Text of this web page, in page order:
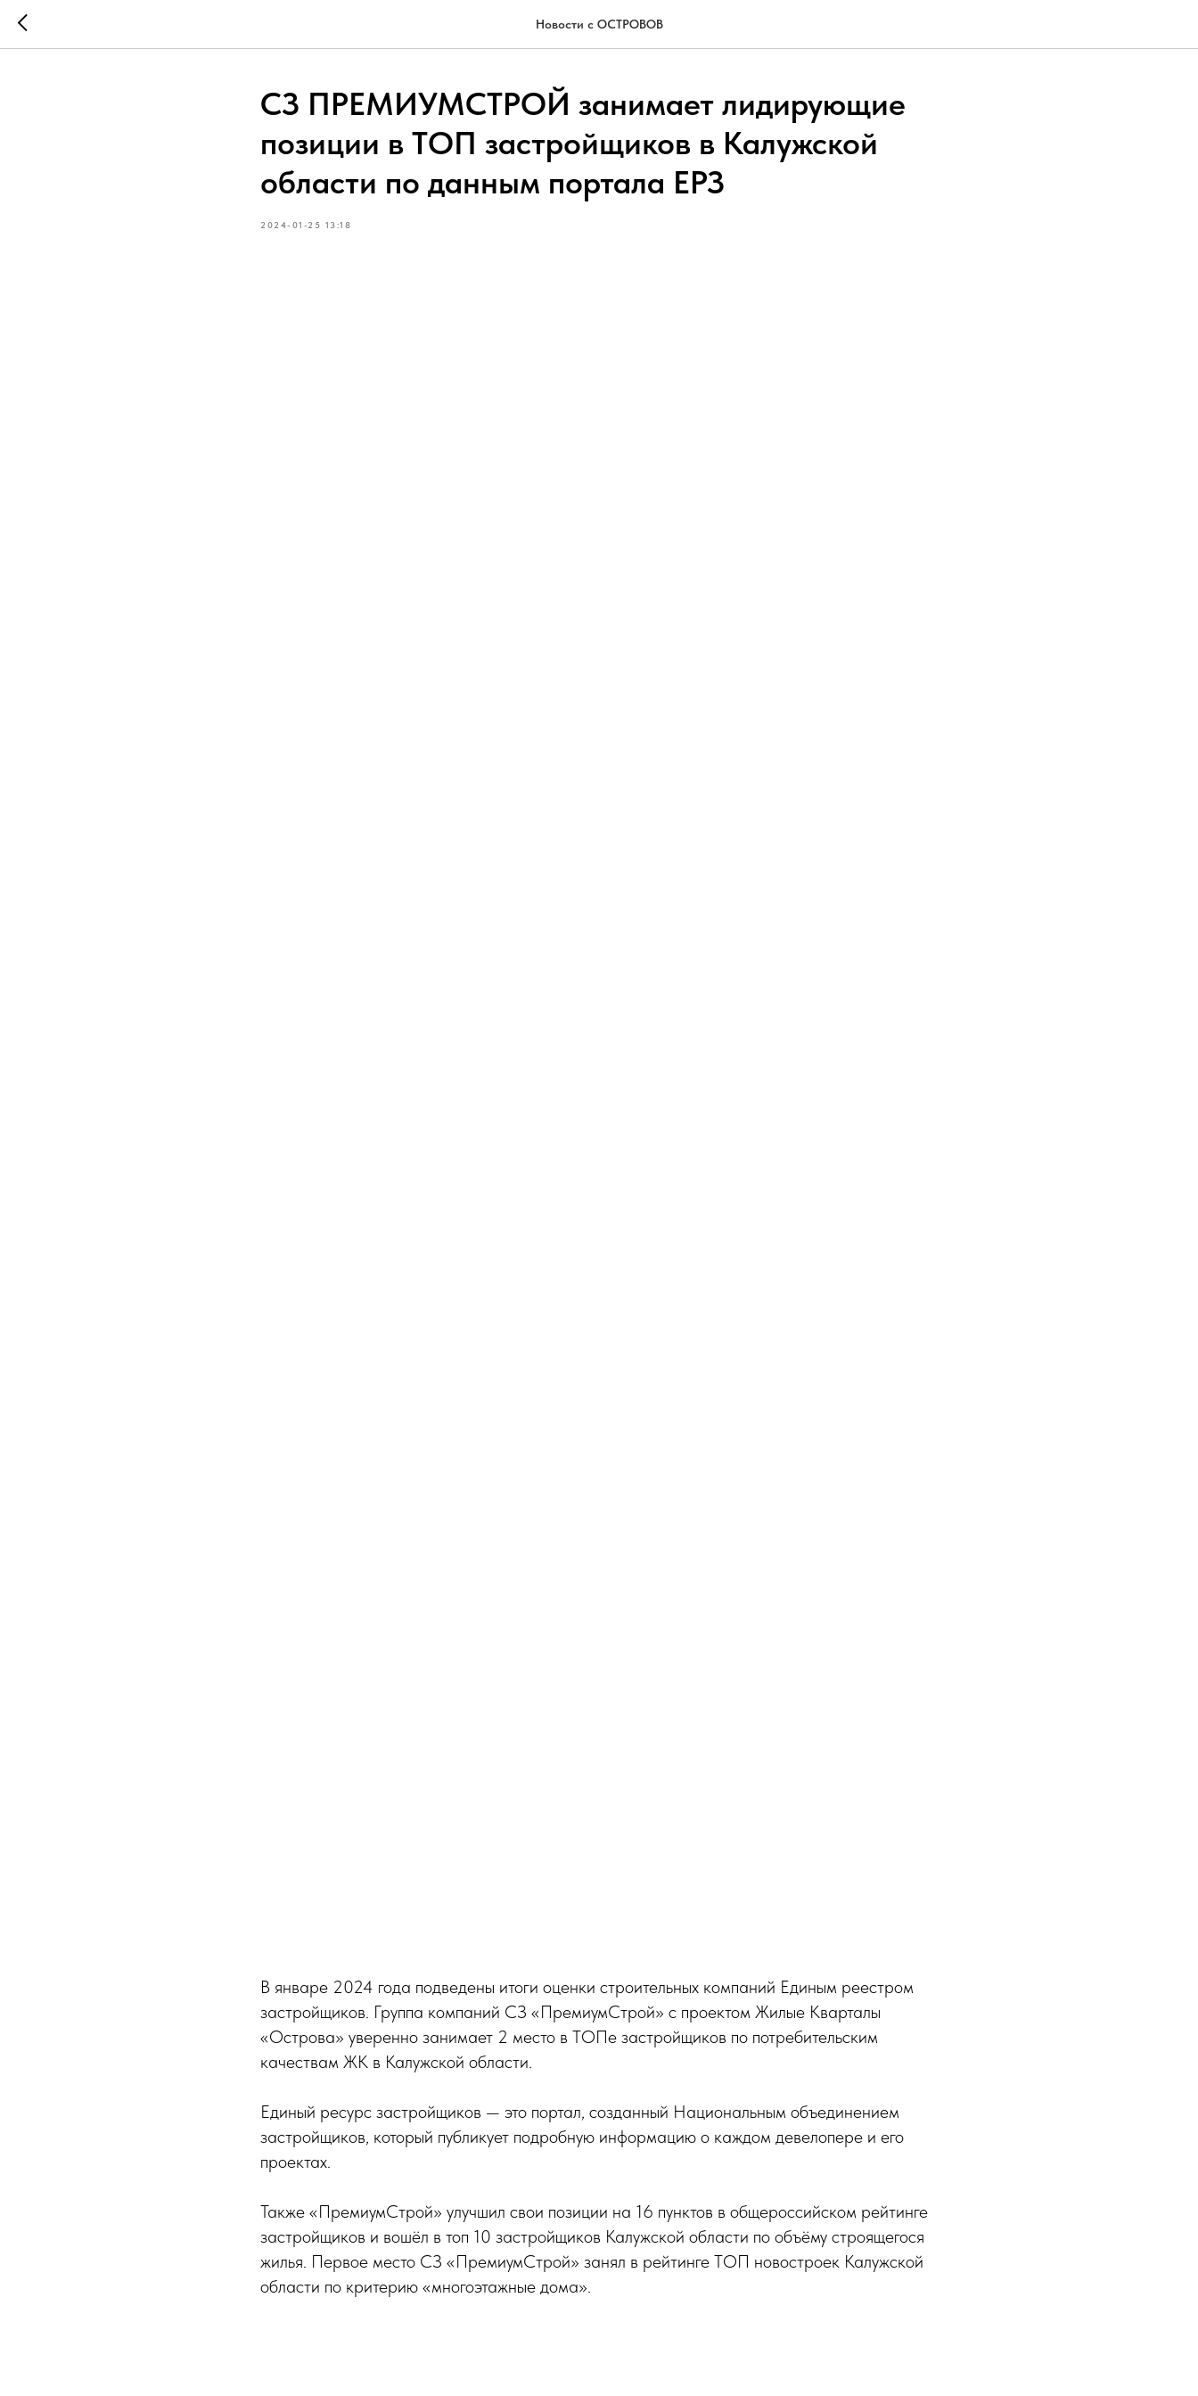
Новости с ОСТРОВОВ
СЗ ПРЕМИУМСТРОЙ занимает лидирующие
позиции в ТОП застройщиков в Калужской
области по данным портала ЕРЗ
2024-01-25 13:18
В январе 2024 года подведены итоги оценки строительных компаний Единым реестром
застройщиков. Группа компаний СЗ «ПремиумСтрой» с проектом Жилые Кварталы
«Острова» уверенно занимает 2 место в ТОПе застройщиков по потребительским
качествам ЖК в Калужской области.
Единый ресурс застройщиков — это портал, созданный Национальным объединением
застройщиков, который публикует подробную информацию о каждом девелопере и его
проектах.
Также «ПремиумСтрой» улучшил свои позиции на 16 пунктов в общероссийском рейтинге
застройщиков и вошёл в топ 10 застройщиков Калужской области по объёму строящегося
жилья. Первое место СЗ «ПремиумСтрой» занял в рейтинге ТОП новостроек Калужской
области по критерию «многоэтажные дома».